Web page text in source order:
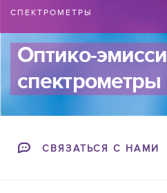
СПЕКТРОМЕТРЫ
Оптико-
спектрометры
СВЯЗАТЬСЯ С НАМИ